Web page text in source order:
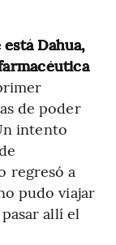
Dahua,
de poder
intento
regresó a
pudo viajar
allí el